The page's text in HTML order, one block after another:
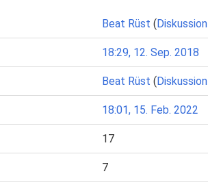
Beat Rüst (Diskussion
18:29, 12. Sep. 2018
Beat Rüst (Diskussion
18:01, 15. Feb. 2022
17
7